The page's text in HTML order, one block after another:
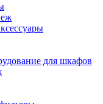
для шкафов